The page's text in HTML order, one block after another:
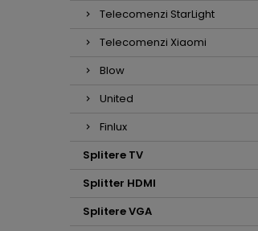
Telecomenzi StarLight
Telecomenzi Xiaomi
Blow
United
Finlux
Splitere TV
Splitter HDMI
Splitere VGA